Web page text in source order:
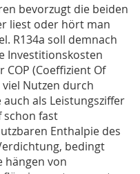
bevorzugt die beiden
liest oder hört man
R134a soll demnach
Investitionskosten
(Coeffizient Of
Nutzen durch
als Leistungsziffer
schon fast
Enthalpie des
bedingt
hängen von